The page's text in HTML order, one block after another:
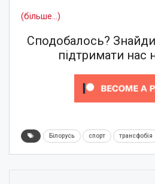
(більше…)
Сподобалось?
підтримати нас
Білорусь спорт трансфобія